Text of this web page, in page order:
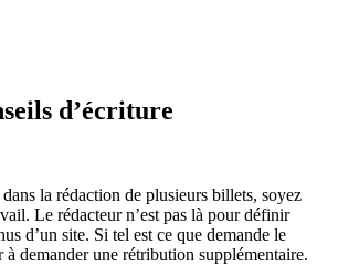
d’écriture
la rédaction de plusieurs billets, soyez
Le rédacteur n’est pas là pour définir
d’un site. Si tel est ce que demande le
demander une rétribution supplémentaire.